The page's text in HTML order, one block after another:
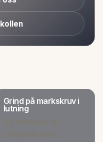
Grind på markskruv i
lutning
Så hanterar du
sluttande tomt